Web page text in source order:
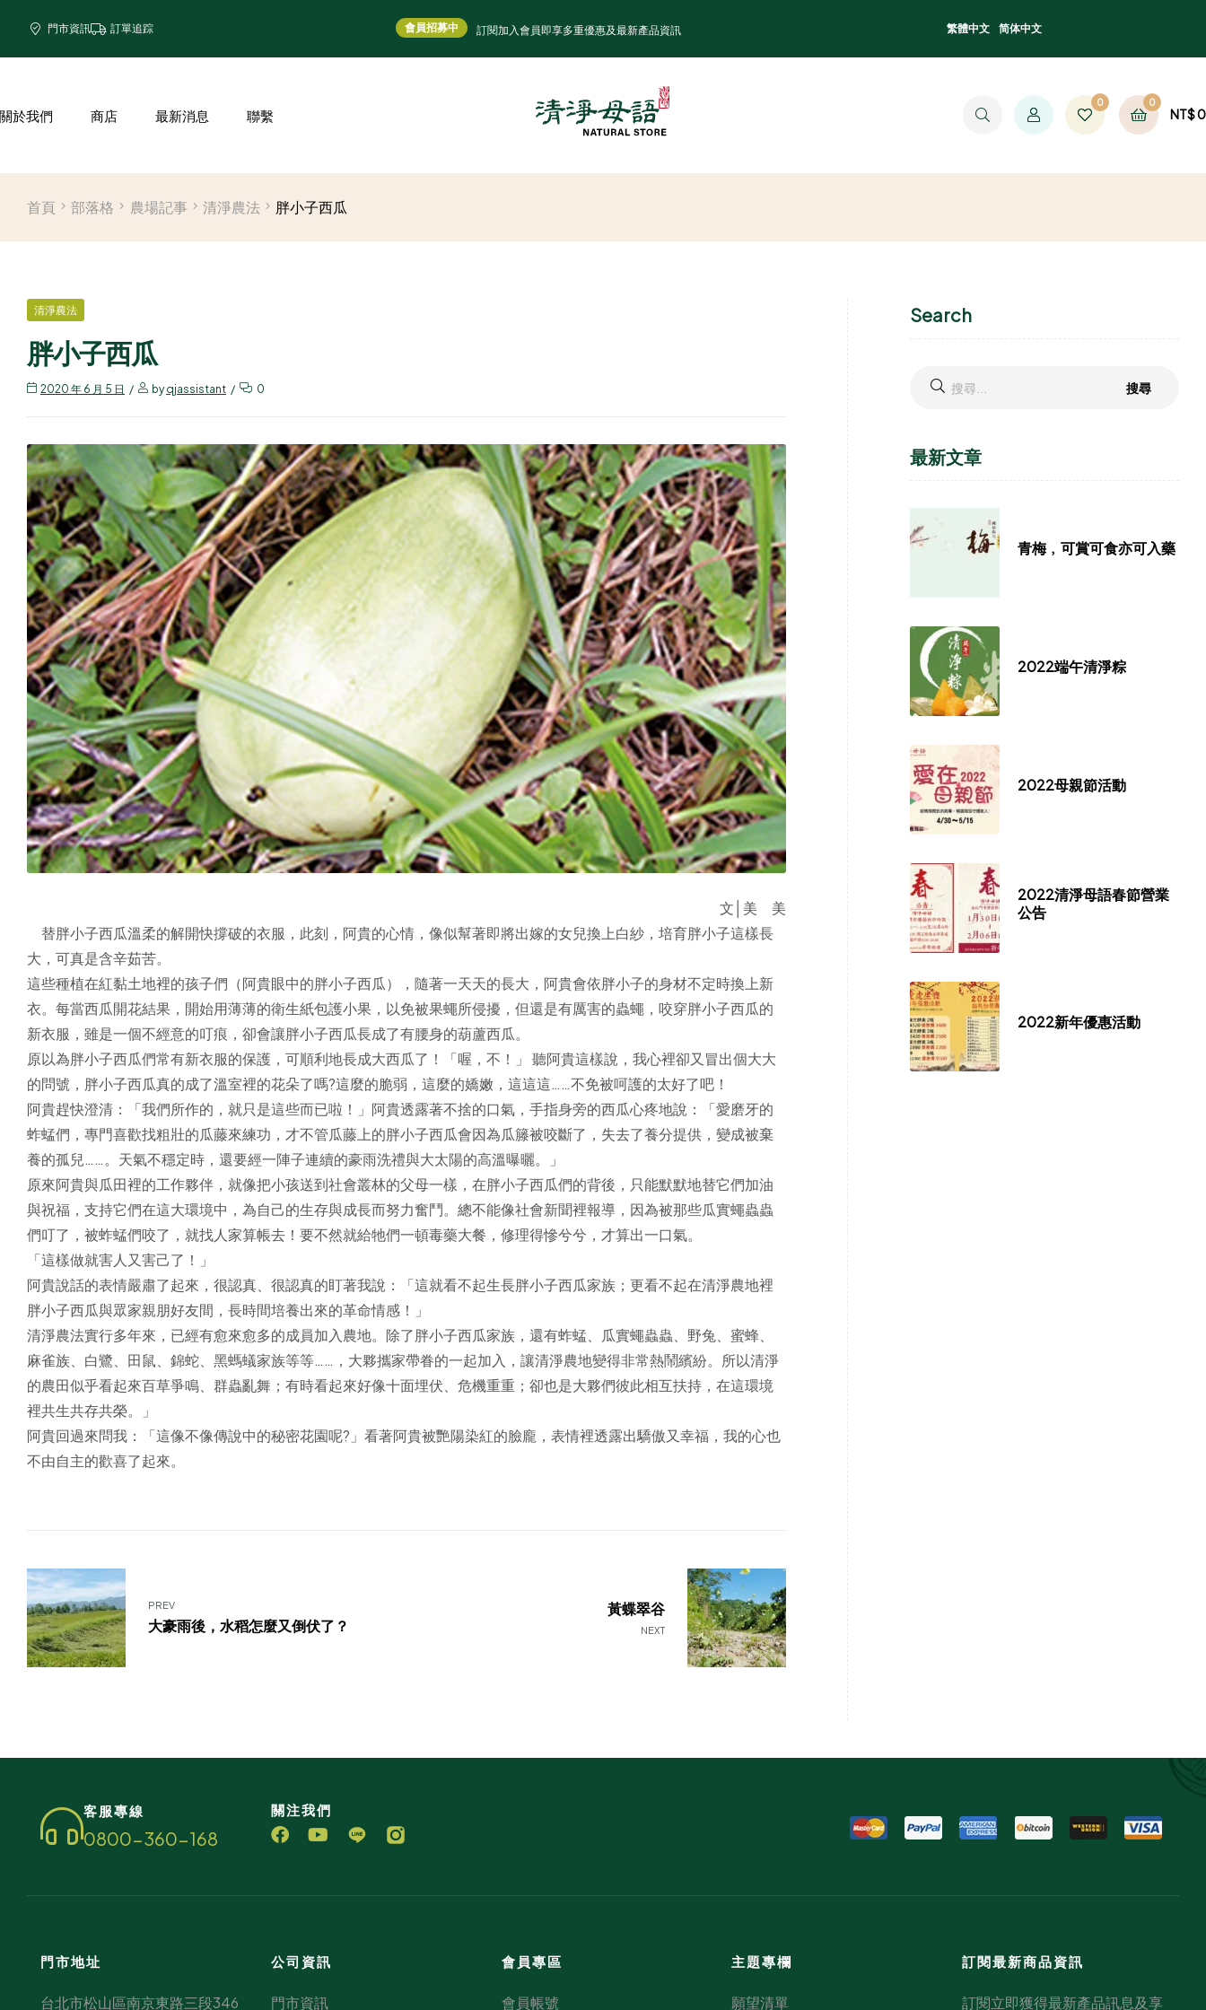
門市資訊 訂單追踪 會員招募中 訂閱加入會員即享多重優惠及最新產品資訊 繁體中文 简体中文
於我們 商店 最新消息 聯繫
0 0
NT$0
首頁 部落格 農場記事 清淨農法 胖小子西瓜
清淨農法
胖小子西瓜
2020 年 6 月 5 日 byqjassistant 0
文│美 美
替胖小子西瓜溫柔的解開快撐破的衣服，此刻，阿貴的心情，像似幫著即將出嫁的女兒換上白紗，培育胖小子這樣長
大，可真是含辛茹苦。
這些種植在紅黏土地裡的孩子們（阿貴眼中的胖小子西瓜），隨著一天天的長大，阿貴會依胖小子的身材不定時換上新
衣。每當西瓜開花結果，開始用薄薄的衛生紙包護小果，以免被果蠅所侵擾，但還是有厲害的蟲蠅，咬穿胖小子西瓜的
新衣服，雖是一個不經意的叮痕，卻會讓胖小子西瓜長成了有腰身的葫蘆西瓜。
原以為胖小子西瓜們常有新衣服的保護，可順利地長成大西瓜了！「喔，不！」 聽阿貴這樣說，我心裡卻又冒出個大大
的問號，胖小子西瓜真的成了溫室裡的花朵了嗎?這麼的脆弱，這麼的嬌嫩，這這這……不免被呵護的太好了吧！
阿貴趕快澄清：「我們所作的，就只是這些而已啦！」阿貴透露著不捨的口氣，手指身旁的西瓜心疼地說：「愛磨牙的
蚱蜢們，專門喜歡找粗壯的瓜藤來練功，才不管瓜藤上的胖小子西瓜會因為瓜籐被咬斷了，失去了養分提供，變成被棄
養的孤兒……。天氣不穩定時，還要經一陣子連續的豪雨洗禮與大太陽的高溫曝曬。」
原來阿貴與瓜田裡的工作夥伴，就像把小孩送到社會叢林的父母一樣，在胖小子西瓜們的背後，只能默默地替它們加油
與祝福，支持它們在這大環境中，為自己的生存與成長而努力奮鬥。總不能像社會新聞裡報導，因為被那些瓜實蠅蟲蟲
們叮了，被蚱蜢們咬了，就找人家算帳去！要不然就給牠們一頓毒藥大餐，修理得慘兮兮，才算出一口氣。
「這樣做就害人又害己了！」
阿貴說話的表情嚴肅了起來，很認真、很認真的盯著我說：「這就看不起生長胖小子西瓜家族；更看不起在清淨農地裡
胖小子西瓜與眾家親朋好友間，長時間培養出來的革命情感！」
清淨農法實行多年來，已經有愈來愈多的成員加入農地。除了胖小子西瓜家族，還有蚱蜢、瓜實蠅蟲蟲、野兔、蜜蜂、
麻雀族、白鷺、田鼠、錦蛇、黑螞蟻家族等等……，大夥攜家帶眷的一起加入，讓清淨農地變得非常熱鬧繽紛。所以清淨
的農田似乎看起來百草爭鳴、群蟲亂舞；有時看起來好像十面埋伏、危機重重；卻也是大夥們彼此相互扶持，在這環境
裡共生共存共榮。」
阿貴回過來問我：「這像不像傳說中的秘密花園呢?」看著阿貴被艷陽染紅的臉龐，表情裡透露出驕傲又幸福，我的心也
不由自主的歡喜了起來。
PREV
大豪雨後，水稻怎麼又倒伏了？ NEXT
黃蝶翠谷
Search
最新文章
青梅﹐可賞可食亦可入藥
2022端午清淨粽
2022母親節活動
2022清淨母語春節營業
公告
2022新年優惠活動
客服專線
0800-360-168
關注我們
門市地址
台北市松山區南京東路三段346
公司資訊
門市資訊
會員專區
會員帳號
主題專欄
願望清單
訂閱最新商品資訊
訂閱立即獲得最新產品訊息及享